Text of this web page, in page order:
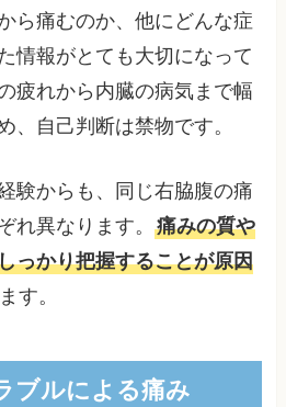
ら痛むのか、他にどんな症
情報がとても大切になって
疲れから内臓の病気まで幅
、自己判断は禁物です。
験からも、同じ右脇腹の痛
れ異なります。痛みの質や
っかり把握することが原因
す。
ブルによる痛み